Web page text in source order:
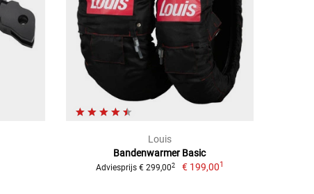
Louis
Bandenwarmer Basic
Adviesprijs € 299,002 € 199,001